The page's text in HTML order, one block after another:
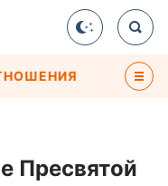
Пресвятой